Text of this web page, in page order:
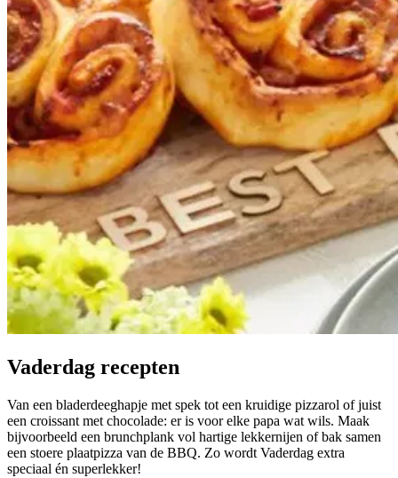
Vaderdag recepten
Van een bladerdeeghapje met spek tot een kruidige pizzarol of juist
een croissant met chocolade: er is voor elke papa wat wils. Maak
bijvoorbeeld een brunchplank vol hartige lekkernijen of bak samen
een stoere plaatpizza van de BBQ. Zo wordt Vaderdag extra
speciaal én superlekker!